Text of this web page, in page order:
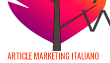
ARTICLE MARKETING ITALIANO